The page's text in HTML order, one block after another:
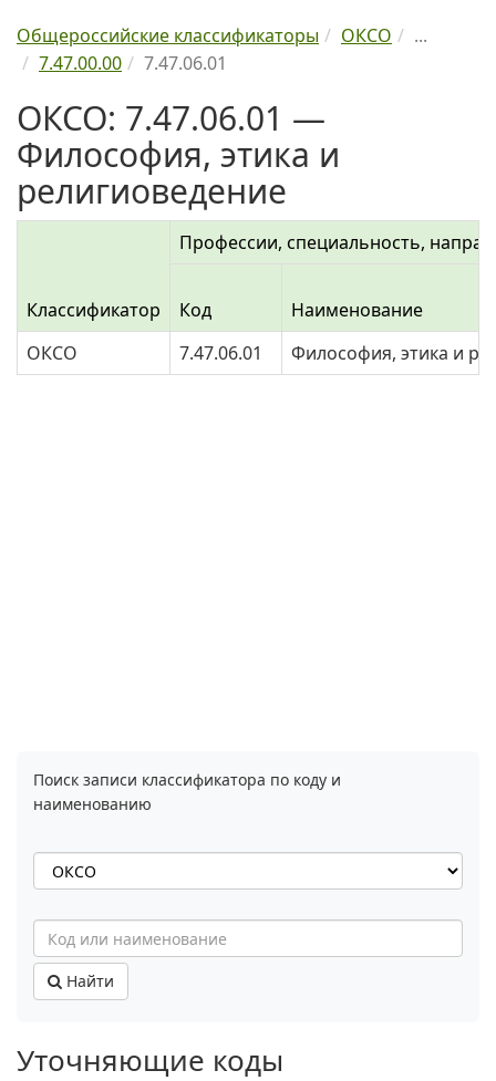
Общероссийские классификаторы ОКСО
...
7.47.00.00
7.47.06.01
ОКСО: 7.47.06.01 —
Философия, этика и
религиоведение
Классификатор
Профессии, специальность,
Код
Наименование
ОКСО
7.47.06.01 Философия, этика и
Поиск записи классификатора по коду и
наименованию
Найти
Уточняющие коды